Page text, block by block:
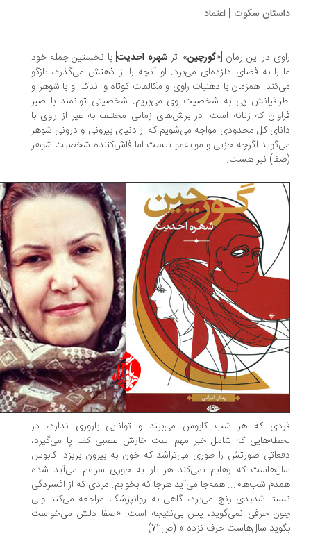
سکوت | اعتماد
در این رمان [« گورچین» اثرشهره احدیت ] با نخستین جمله خود
را به فضای دلزده‌ای می‌برد. او آنچه را از ذهنش می‌گذرد، بازگو
همزمان با ذهنیات راوی و مکالمات کوتاه و اندک او با شوهر و
پی به شخصیت وی می‌بریم. شخصیتی توانمند با صبر
که زنانه است. در برش‌های زمانی مختلف به غیر از راوی با
کل محدودی مواجه می‌شویم که از دنیای بیرونی و درونی شوهر
اگرچه جزیی و مو به‌مو نیست اما فاش‌کننده شخصیت شوهر
نیز هست.
که هر شب کابوس می‌بیند و توانایی باروری ندارد، در
که شامل خبر مهم است خارش عصبی کف پا می‌گیرد،
صورتش را طوری می‌تراشد که خون به بیرون بریزد. کابوس
که رهایم نمی‌کند هر بار یه جوری سراغم می‌آید شده
شب‌هام... همه‌جا می‌آید هر‌جا که بخوابم. مردی که از افسردگی
شدیدی رنج می‌برد، گاهی به روانپزشک مراجعه می‌کند ولی
حرفی نمی‌گوید، پس بی‌نتیجه است. «صفا دلش می‌خواست
سال‌هاست حرف نزده.» (ص72)